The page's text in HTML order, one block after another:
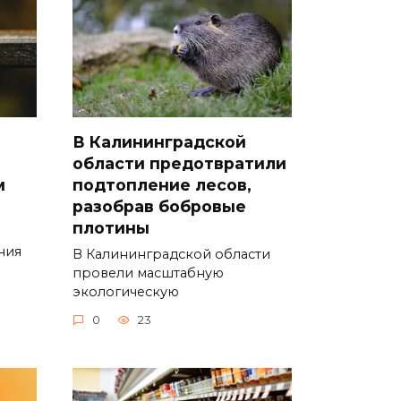
В Калининградской
области предотвратили
подтопление лесов,
разобрав бобровые
плотины
В Калининградской области
провели масштабную
экологическую
0 23